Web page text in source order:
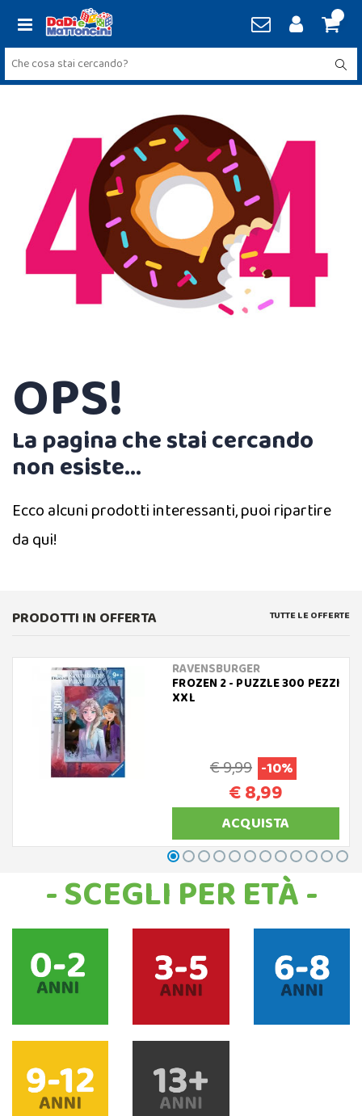
OPS!
La pagina che stai cercando
non esiste...
Ecco alcuni prodotti interessanti, puoi ripartire
da qui!
PRODOTTI IN OFFERTA TUTTE LE OFFERTE
RAVENSBURGER
FROZEN 2 - PUZZLE 300 PEZZI
XXL
€ 9,99 -10%
€ 8,99
ACQUISTA
- SCEGLI PER ETÀ -